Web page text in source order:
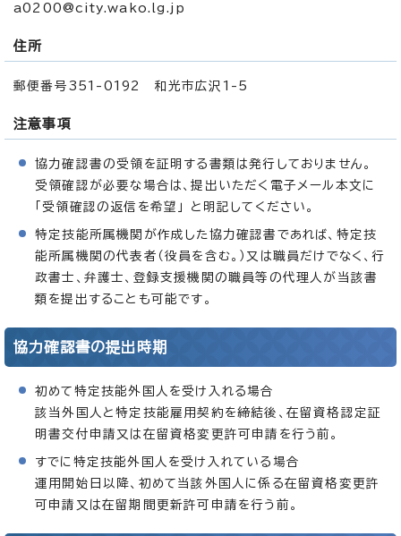
a0200@city.wako.lg.jp
住所
郵便番号351-0192 和光市広沢1-5
注意事項
協力確認書の受領を証明する書類は発行しておりません。
受領確認が必要な場合は、提出いただく電子メール本文に
「受領確認の返信を希望」 と明記してください。
特定技能所属機関が作成した協力確認書であれば、特定技
能所属機関の代表者（役員を含む。）又は職員だけでなく、行
政書士、弁護士、登録支援機関の職員等の代理人が当該書
類を提出することも可能です。
協力確認書の提出時期
初めて特定技能外国人を受け入れる場合
該当外国人と特定技能雇用契約を締結後、在留資格認定証
明書交付申請又は在留資格変更許可申請を行う前。
すでに特定技能外国人を受け入れている場合
運用開始日以降、初めて当該外国人に係る在留資格変更許
可申請又は在留期間更新許可申請を行う前。